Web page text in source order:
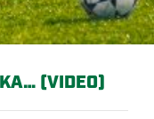
(VIDEO)